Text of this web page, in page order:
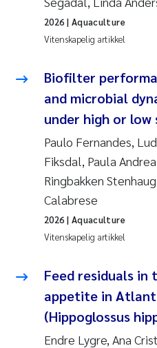
Vitenskapelig artikkel
2026 | Aquaculture
Biofilter
and microbial
under high or low
Paulo Fernandes,
Fiksdal, Paula
Ringbakken
Calabrese
Vitenskapelig artikkel
2026 | Aquaculture
Feed residuals in
appetite in
(Hippoglossus
Endre Lygre, Ana